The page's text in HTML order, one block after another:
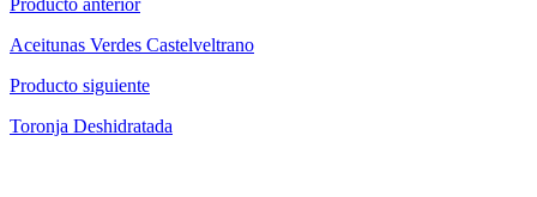
Producto anterior
Aceitunas Verdes Castelveltrano
Producto siguiente
Toronja Deshidratada